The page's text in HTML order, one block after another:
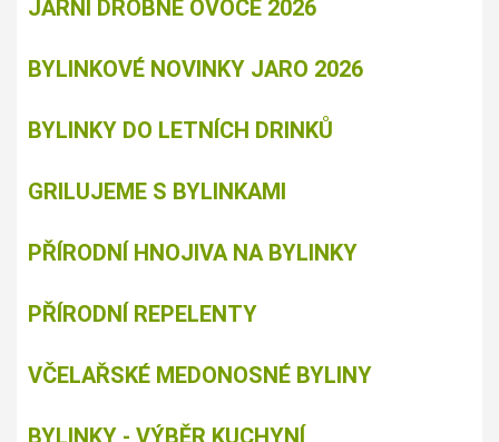
JARNÍ DROBNÉ OVOCE 2026
BYLINKOVÉ NOVINKY JARO 2026
BYLINKY DO LETNÍCH DRINKŮ
GRILUJEME S BYLINKAMI
PŘÍRODNÍ HNOJIVA NA BYLINKY
PŘÍRODNÍ REPELENTY
VČELAŘSKÉ MEDONOSNÉ BYLINY
BYLINKY - VÝBĚR KUCHYNÍ